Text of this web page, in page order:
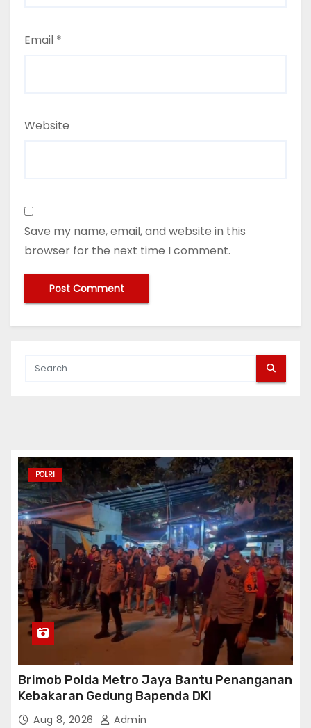
Email *
Website
Save my name, email, and website in this
browser for the next time I comment.
POLRI
Brimob Polda Metro Jaya Bantu Penanganan
Kebakaran Gedung Bapenda DKI
Aug 8, 2026 Admin